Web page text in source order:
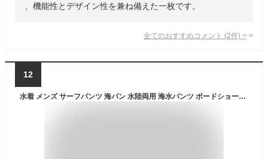
、機能性とデザイン性を兼ね備えた一枚です。
全てのおすすめコメント (2件) >
12
水着 メンズ サーフパンツ 海パン 水陸両用 海水パンツ ボードショーツ フィジーク サーフショーツ ロング ストレッチ ジップ付ポケット おしゃれ ボーダー 海水浴 プール S M L 2L 3L 4L 大きいサイズ 旅行 海外旅行 ns-2600-07 final